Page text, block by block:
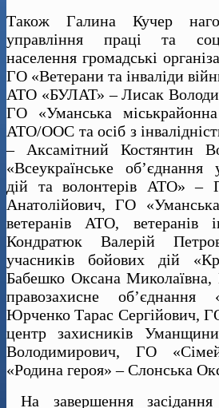
Також Галина Кучер
управління праці та
населення громадські
ГО «Ветерани та інваліди
АТО «БУЛАТ» – Лисак
ГО «Уманська
АТО/ООС та осіб з
– Аксамітний Костянтин
«Всеукраїнське об’єднання
дій та волонтерів АТО» –
Анатолійович, ГО
ветеранів АТО, ветеранів
Кондратюк Валерій
учасників бойових дій
Бабешко Оксана Миколаївна,
правозахисне
Юрченко Тарас Сергійович,
центр захисників
Володимирович, ГО
«Родина героя» – Слонська
На завершення